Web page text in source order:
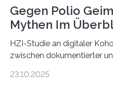
Gegen Polio
Mythen Im
HZI-Studie an digitaler
zwischen dokumentierter
Kinderlähmung, ist eine
23.10.2025